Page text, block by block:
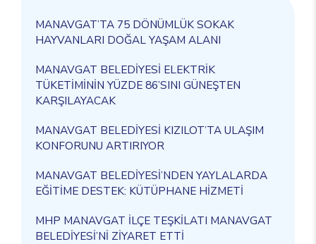
MANAVGAT’TA 75 DÖNÜMLÜK SOKAK
HAYVANLARI DOĞAL YAŞAM ALANI
MANAVGAT BELEDİYESİ ELEKTRİK
TÜKETİMİNİN YÜZDE 86’SINI GÜNEŞTEN
KARŞILAYACAK
MANAVGAT BELEDİYESİ KIZILOT’TA ULAŞIM
KONFORUNU ARTIRIYOR
MANAVGAT BELEDİYESİ’NDEN YAYLALARDA
EĞİTİME DESTEK: KÜTÜPHANE HİZMETİ
MHP MANAVGAT İLÇE TEŞKİLATI MANAVGAT
BELEDİYESİ’Nİ ZİYARET ETTİ